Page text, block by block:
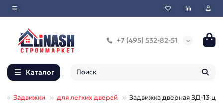
+7 (495) 532-82-51
Каталог
Задвижки для легких дверей Задвижка дверная ЗД-13